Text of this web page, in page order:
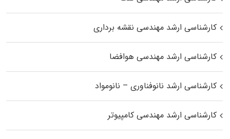
کارشناسی ارشد مهندسی نقشه برداری
کارشناسی ارشد مهندسی هوافضا
کارشناسی ارشد نانوفناوری – نانومواد
کارشناسی ارشد مهندسی کامپیوتر